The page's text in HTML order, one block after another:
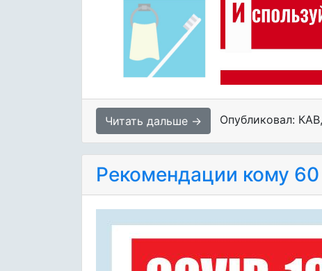
Читать дальше → Опубликовал: КАВ,
Рекомендации кому